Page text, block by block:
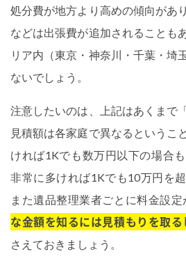
処分費が地方より高めの傾向があ
などは出張費が追加されることも
リア内（東京・神奈川・千葉・埼
ないでしょう。
注意したいのは、上記はあくまで
見積額は各家庭で異なるというこ
ければ1Kでも数万円以下の場合
非常に多ければ1Kでも10万円を
また遺品整理業者ごとに料金設定
な金額を知るには見積もりを取る
さえておきましょう​。